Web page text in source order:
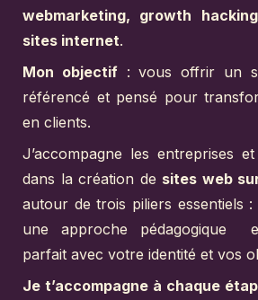
webmarketing, growth
sites internet.
Mon objectif: vous offrir un
référencé et pensé pour
en clients.
J’accompagne les entreprises
dans la création de sites web
autour de trois piliers essentiels :
une approche pédagogique
parfait avec votre identité et vos
Je t’accompagne à chaque